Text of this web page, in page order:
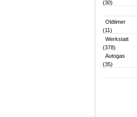
(30)
Oldtimer
(11)
Werkstatt
(378)
Autogas
(35)